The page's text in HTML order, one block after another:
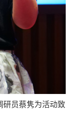
研员蔡隽为活动致